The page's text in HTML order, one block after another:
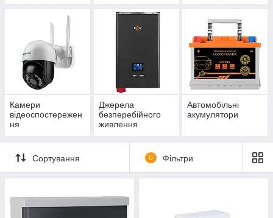
Камери
відеоспостережен
ня
Джерела
безперебійного
живлення
Автомобільні
акумулятори
Сортування 0 Фільтри